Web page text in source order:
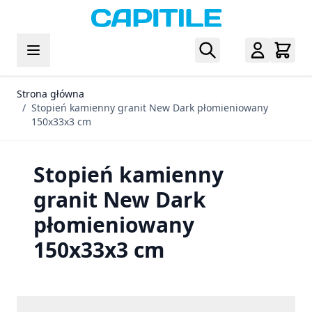
Strona główna
/ Stopień kamienny granit New Dark płomieniowany
150x33x3 cm
Stopień kamienny
granit New Dark
płomieniowany
150x33x3 cm